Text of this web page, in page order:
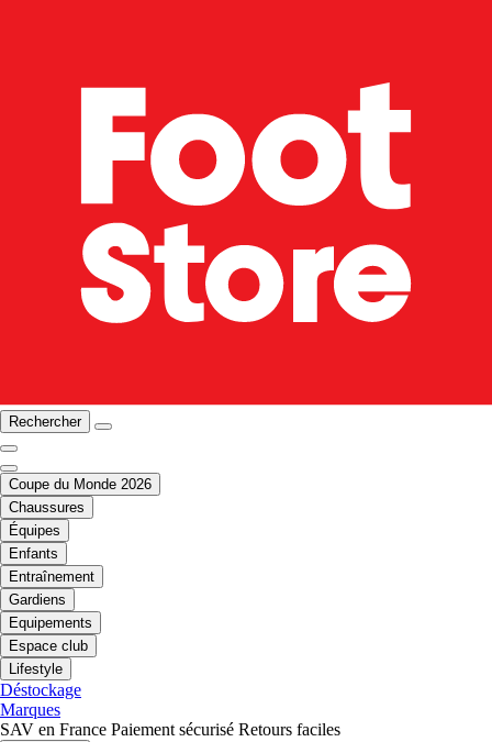
Rechercher
Coupe du Monde 2026
Chaussures
Équipes
Enfants
Entraînement
Gardiens
Equipements
Espace club
Lifestyle
Déstockage
Marques
SAV en France Paiement sécurisé Retours faciles